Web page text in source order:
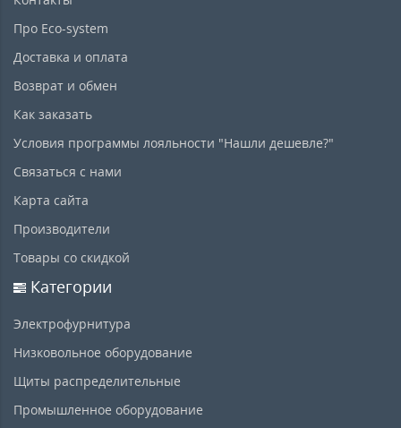
Про Eco-system
Доставка и оплата
Возврат и обмен
Как заказать
Условия программы лояльности "Нашли дешевле?"
Связаться с нами
Карта сайта
Производители
Товары со скидкой
Категории
Электрофурнитура
Низковольное оборудование
Щиты распределительные
Промышленное оборудование